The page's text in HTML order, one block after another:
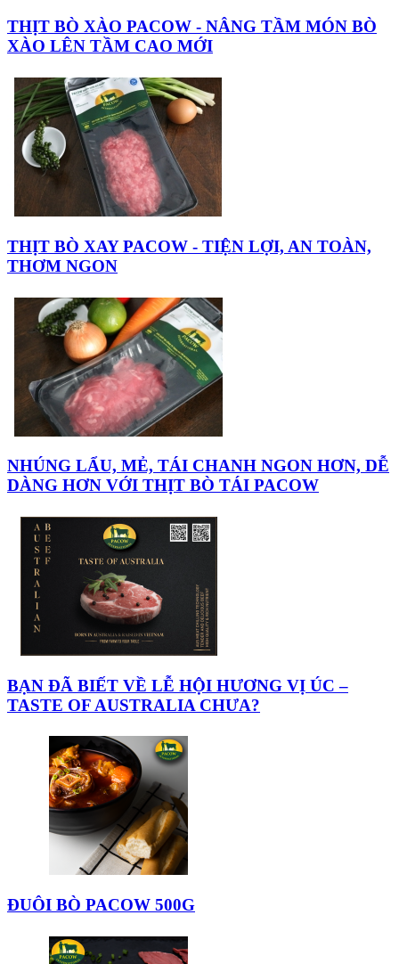
THỊT BÒ XÀO PACOW - NÂNG TẦM MÓN BÒ
XÀO LÊN TẦM CAO MỚI
THỊT BÒ XAY PACOW - TIỆN LỢI, AN TOÀN,
THƠM NGON
NHÚNG LẨU, MẺ, TÁI CHANH NGON HƠN, DỄ
DÀNG HƠN VỚI THỊT BÒ TÁI PACOW
BẠN ĐÃ BIẾT VỀ LỄ HỘI HƯƠNG VỊ ÚC –
TASTE OF AUSTRALIA CHƯA?
ĐUÔI BÒ PACOW 500G